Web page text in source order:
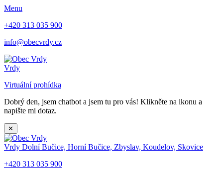
Menu
+420 313 035 900
info@obecvrdy.cz
Vrdy
Virtuální prohídka
Dobrý den, jsem chatbot a jsem tu pro vás! Klikněte na ikonu a
napište mi dotaz.
✕
Vrdy Dolní Bučice, Horní Bučice, Zbyslav, Koudelov, Skovice
+420 313 035 900